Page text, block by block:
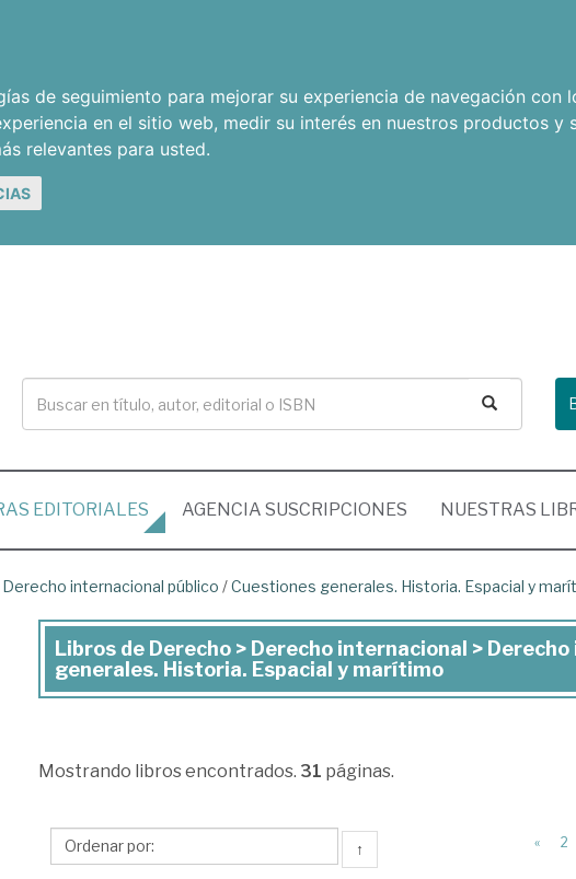
de seguimiento para mejorar su experiencia de navegación con
en el sitio web, medir su interés en nuestros productos y
relevantes para usted.
EDITORIALES AGENCIA SUSCRIPCIONES NUESTRAS
Derecho internacional público /Cuestiones generales. Historia. Espacial y
Libros
de
>
internacional
>
Libros de Derecho > Derecho internacional >
generales. Historia. Espacial y marítimo
Mostrando libros encontrados. 31 páginas.
↑ « 2